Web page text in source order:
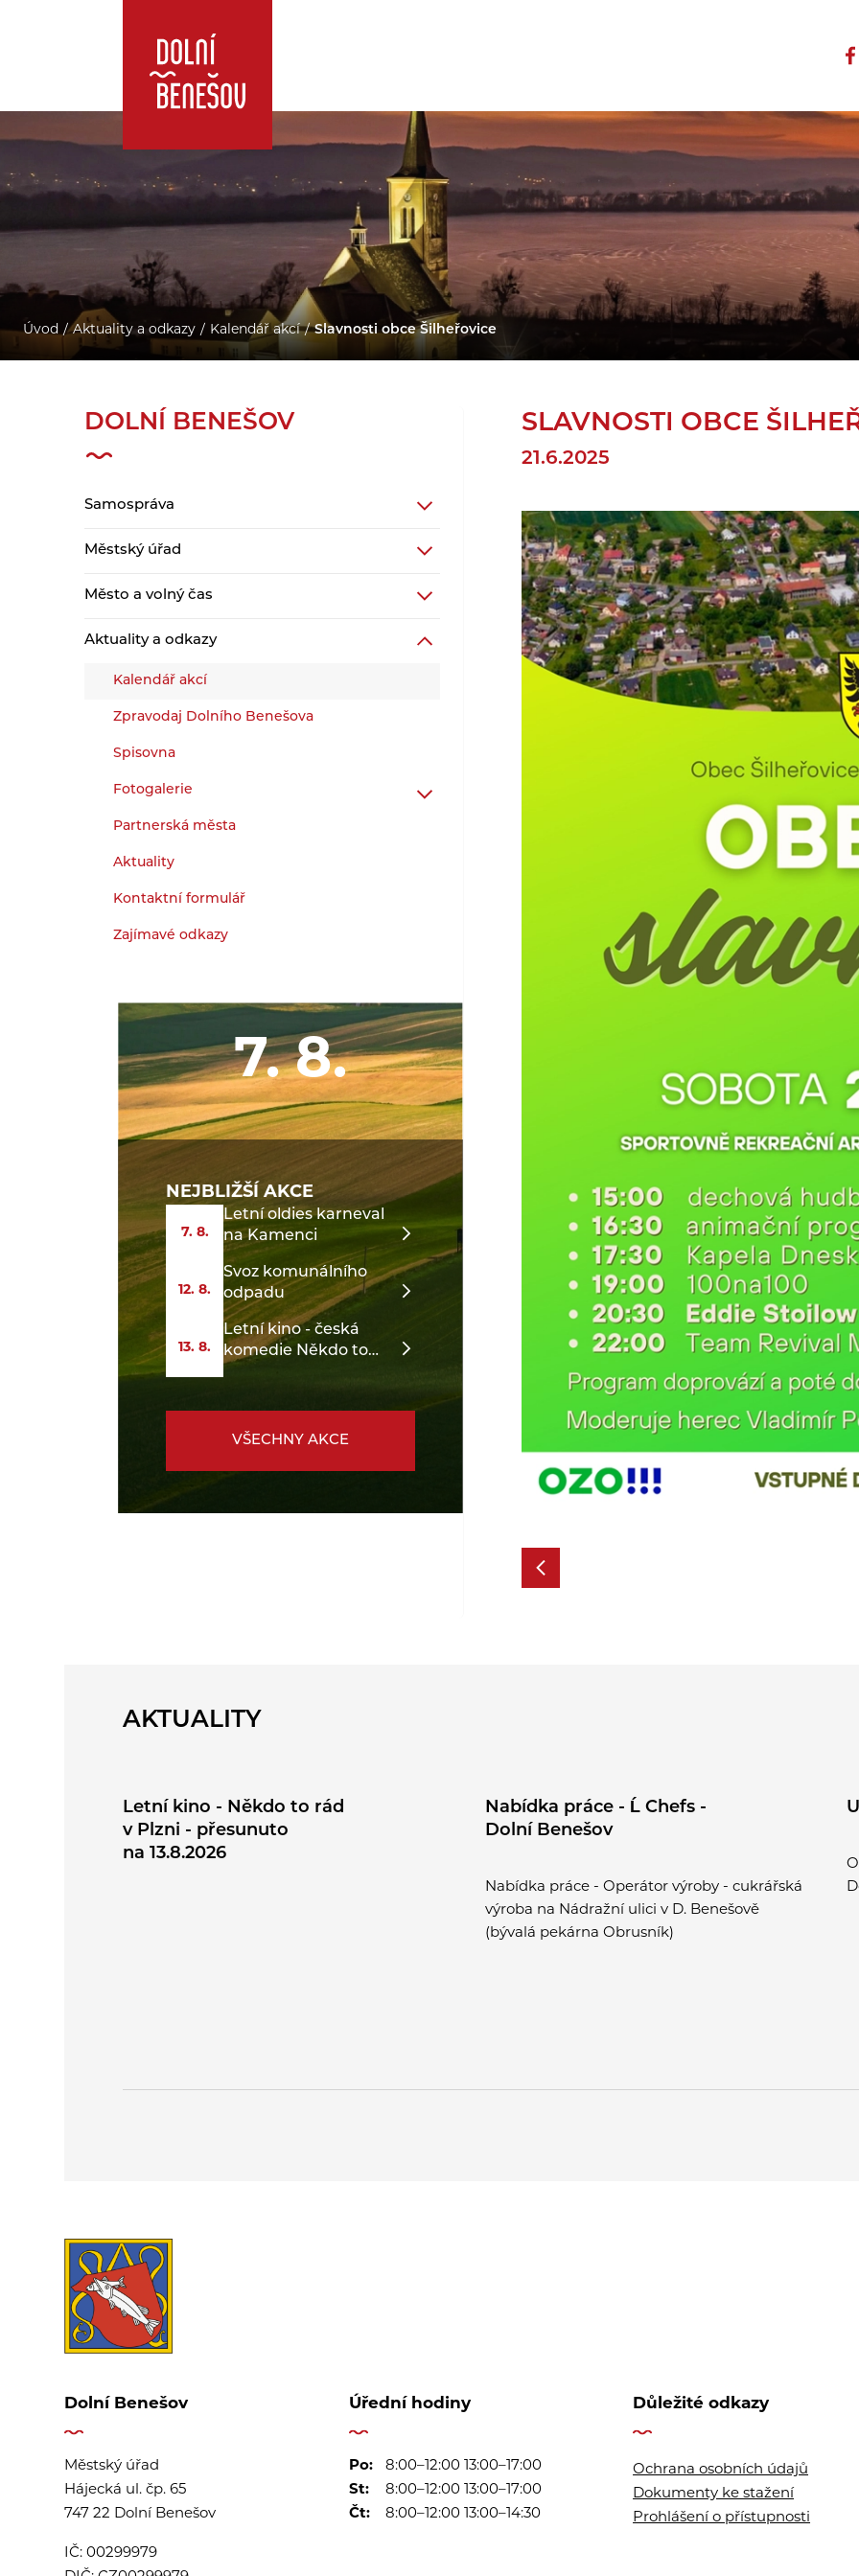
Úvod Aktuality a odkazy Kalendář akcí Slavnosti obce Šilheřovice
DOLNÍ BENEŠOV
Samospráva
Městský úřad
Město a volný čas
Aktuality a odkazy
Kalendář akcí
Zpravodaj Dolního Benešova
Spisovna
Fotogalerie
Partnerská města
Aktuality
Kontaktní formulář
Zajímavé odkazy
7. 8.
NEJBLIŽŠÍ AKCE
7. 8.
Letní oldies karneval
na Kamenci
12. 8.
Svoz komunálního
odpadu
13. 8.
Letní kino - česká
komedie Někdo to
VŠECHNY AKCE
SLAVNOSTI OBCE
21.6.2025
AKTUALITY
Letní kino - Někdo to rád
v Plzni - přesunuto
na 13.8.2026
Nabídka práce - Ĺ Chefs -
Dolní Benešov
Nabídka práce - Operátor výroby - cukrářská
výroba na Nádražní ulici v D. Benešově
(bývalá pekárna Obrusník)
Dolní Benešov
Městský úřad
Hájecká ul. čp. 65
747 22 Dolní Benešov
IČ:00299979
Úřední hodiny
Po:
8:00–12:00 13:00–17:00
St:
8:00–12:00 13:00–17:00
Čt:
8:00–12:00 13:00–14:30
Důležité odkazy
Ochrana osobních údajů
Dokumenty ke stažení
Prohlášení o přístupnosti